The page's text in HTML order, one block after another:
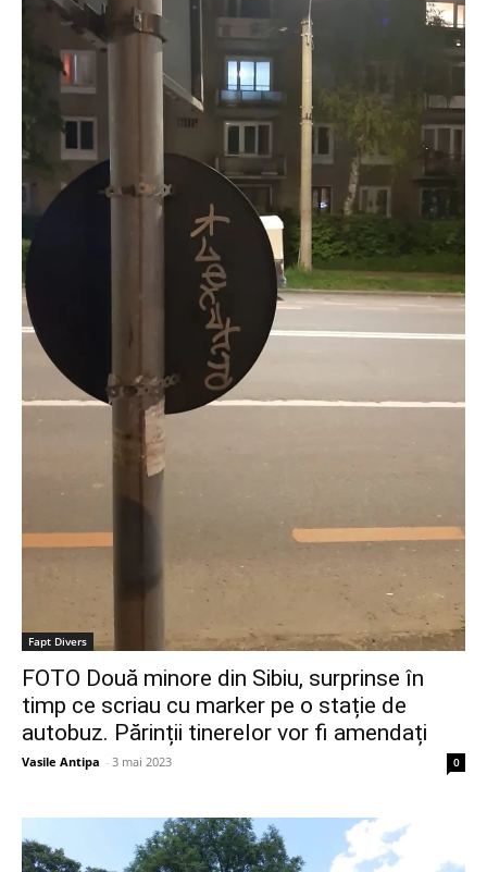
Fapt Divers
FOTO Două minore din Sibiu, surprinse în
timp ce scriau cu marker pe o stație de
autobuz. Părinții tinerelor vor fi amendați
Vasile Antipa - 3 mai 2023 0